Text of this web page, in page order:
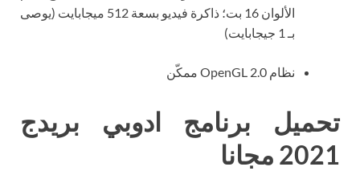
الألوان 16 بت؛ ذاكرة فيديو بسعة 512 ميجابايت (يوصى
بـ 1 جيجابايت)
نظام OpenGL 2.0 ممكّن
تحميل برنامج ادوبي بريدج
2021 مجانا